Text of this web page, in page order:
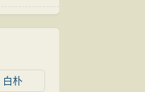
白朴